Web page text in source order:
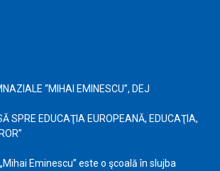
“MIHAI EMINESCU”, DEJ
SPRE EDUCAŢIA EUROPEANĂ, EDUCAŢIA,
Eminescu” este o şcoală în slujba